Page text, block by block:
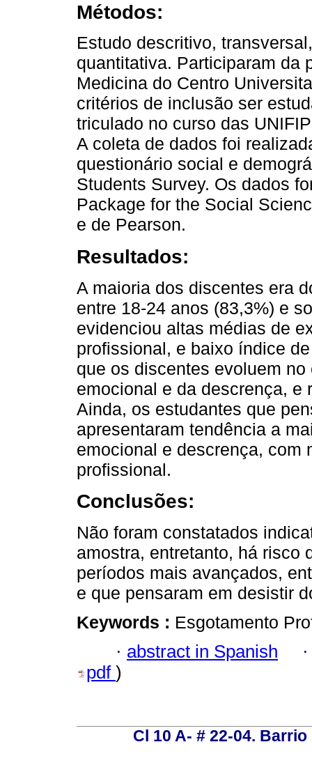
Métodos:
Estudo descritivo,
quantitativa. Participaram da
Medicina do Centro
critérios de inclusão ser
triculado no curso das
A coleta de dados foi
questionário social e
Students Survey. Os dados
Package for the Social
e de Pearson.
Resultados:
A maioria dos discentes era
entre 18-24 anos (83,3%) e
evidenciou altas médias de
profissional, e baixo índice
que os discentes evoluem
emocional e da descrença, e
Ainda, os estudantes que
apresentaram tendência a
emocional e descrença, com
profissional.
Conclusões:
Não foram constatados
amostra, entretanto, há risco
períodos mais avançados,
e que pensaram em desistir
Keywords : Esgotamento
· abstract in Spanish
pdf )
Cl 10 A- # 22-04.